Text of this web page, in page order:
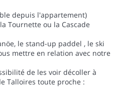
depuis l'appartement)
Tournette ou la Cascade
le stand-up paddel , le ski
mettre en relation avec notre
de les voir décoller à
Talloires toute proche :